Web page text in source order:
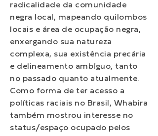
radicalidade da comunidade
negra local, mapeando quilombos
locais e área de ocupação negra,
enxergando sua natureza
complexa, sua existência precária
e delineamento ambíguo, tanto
no passado quanto atualmente.
Como forma de ter acesso a
políticas raciais no Brasil, Whabira
também mostrou interesse no
status/espaço ocupado pelos